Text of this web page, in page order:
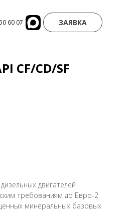
60 07 ЗАЯВКА
CF/CD/SF
двигателей
требованиям до Евро-2
минеральных базовых